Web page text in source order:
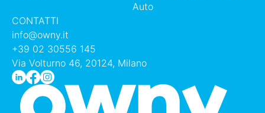
CONTATTI
info@owny.it
+39 02 30556 145
Via Volturno 46, 20124, Milano
Auto